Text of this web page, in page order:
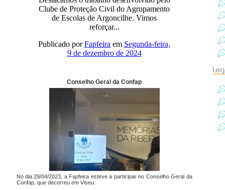
Clube de Proteção Civil do Agrupamento
de Escolas de Argoncilhe. Vimos
reforçar...
Publicado porFapfeira em Segunda-feira,
9 de dezembro de 2024
Conselho Geral da Confap
No dia 29/04/2023, a Fapfeira esteve a participar no Conselho Geral da
Confap, que decorreu em Viseu.